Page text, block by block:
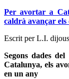
Per avortar a
caldrà avançar els
Escrit per L.I.
Segons dades
Catalunya, els
en un any